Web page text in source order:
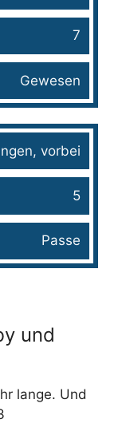
7
Gewesen
vorbei
5
Passe
und
lange. Und